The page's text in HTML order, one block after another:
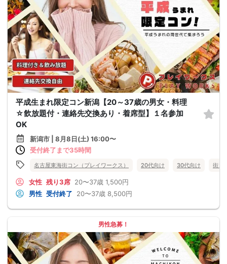
平成生まれ限定コン新潟【20～37歳の男女・料理
☆飲放題付・連絡先交換あり・着席型】１名参加
OK
新潟市 | 8月8日(土) 16:00〜
受付終了まで35時間
名古屋東海街コン（プレイワークス） 20代向け 30代向け 街コ
女性 残り3席 20〜37歳 1,500円
男性 受付終了 20〜37歳 8,500円
男性急募！